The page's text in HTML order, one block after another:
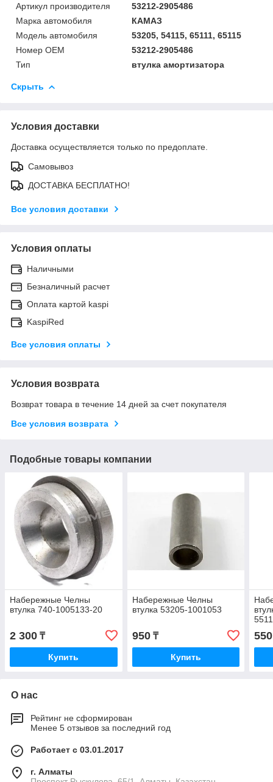
Артикул производителя
53212-2905486
Марка автомобиля
КАМАЗ
Модель автомобиля
53205, 54115, 65111, 65115
Номер OEM
53212-2905486
Тип
втулка амортизатора
Скрыть
Условия доставки
Доставка осуществляется только по предоплате.
Самовывоз
ДОСТАВКА БЕСПЛАТНО!
Все условия доставки
Условия оплаты
Наличными
Безналичный расчет
Оплата картой kaspi
KaspiRed
Все условия оплаты
Условия возврата
Возврат товара в течение 14 дней за счет покупателя
Все условия возврата
Подобные товары компании
Набережные Челны
втулка 740-1005133-20
2 300 ₸
Купить
Набережные Челны
втулка 53205-1001053
950₸
Купить
550
О нас
Рейтинг не сформирован
Менее 5 отзывов за последний год
Работает с 03.01.2017
г. Алматы